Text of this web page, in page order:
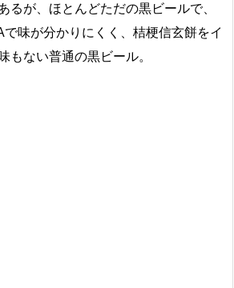
るが、ほとんどただの黒ビールで、
味が分かりにくく、桔梗信玄餅をイ
もない普通の黒ビール。